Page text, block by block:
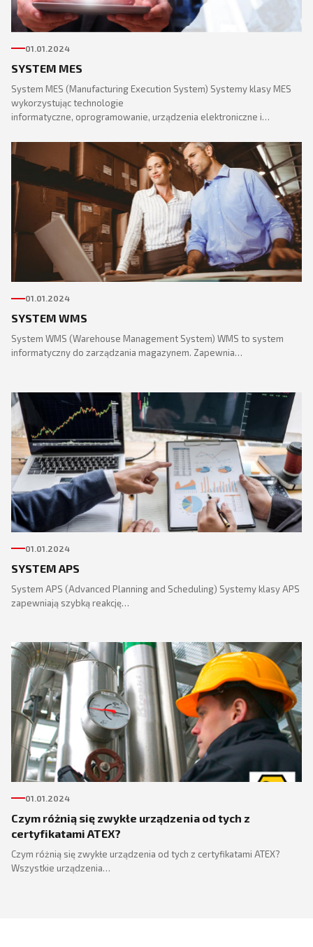
01.01.2024
SYSTEM MES
System MES (Manufacturing Execution System) Systemy klasy MES
wykorzystując technologie
informatyczne, oprogramowanie, urządzenia elektroniczne i…
01.01.2024
SYSTEM WMS
System WMS (Warehouse Management System) WMS to system
informatyczny do zarządzania magazynem. Zapewnia…
01.01.2024
SYSTEM APS
System APS (Advanced Planning and Scheduling) Systemy klasy APS
zapewniają szybką reakcję…
01.01.2024
Czym różnią się zwykłe urządzenia od tych z
certyfikatami ATEX?
Czym różnią się zwykłe urządzenia od tych z certyfikatami ATEX?
Wszystkie urządzenia…